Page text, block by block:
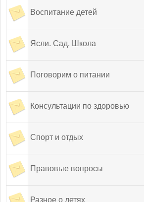
Воспитание детей
Ясли. Сад. Школа
Поговорим о питании
Консультации по здоровью
Спорт и отдых
Правовые вопросы
Разное о детях